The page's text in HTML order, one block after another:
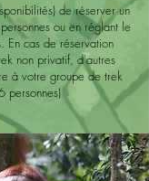
de réserver un
ou en réglant le
En cas de réservation
non privatif, d'autres
à votre groupe de trek
personnes)